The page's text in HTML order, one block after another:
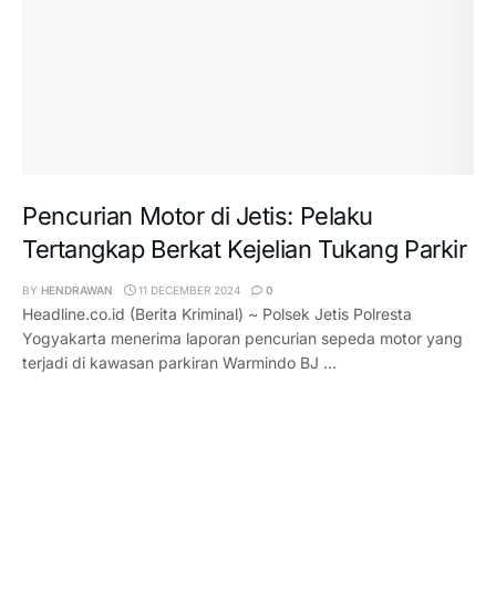
Pencurian Motor di Jetis: Pelaku
Tertangkap Berkat Kejelian Tukang Parkir
BY HENDRAWAN 11 DECEMBER 2024 0
Headline.co.id (Berita Kriminal) ~ Polsek Jetis Polresta
Yogyakarta menerima laporan pencurian sepeda motor yang
terjadi di kawasan parkiran Warmindo BJ ...